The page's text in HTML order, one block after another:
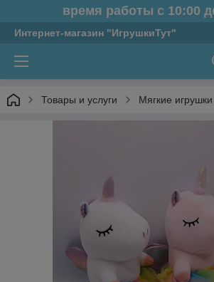
время работы с 10:00
Интернет-магазин "ИгрушкиТут"
Товары и услуги Мягкие игрушки